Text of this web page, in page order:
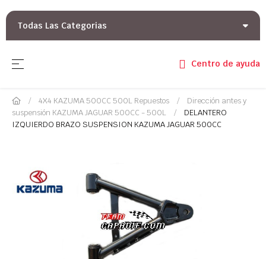
Todas Las Categorias
Navegación de palanca
☰ Centro de ayuda
4X4 KAZUMA 500CC 500L Repuestos
Dirección antes y
suspensión KAZUMA JAGUAR 500CC - 500L
DELANTERO
IZQUIERDO BRAZO SUSPENSION KAZUMA JAGUAR 500CC